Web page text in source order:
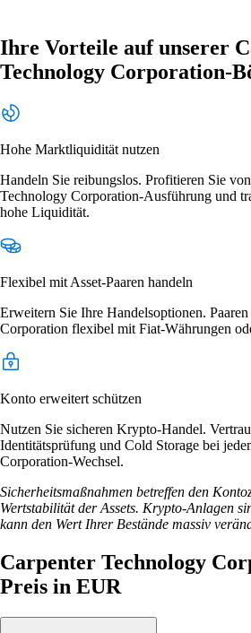
Ihre Vorteile auf unserer
Technology Corporation-
Hohe Marktliquidität nutzen
Handeln Sie reibungslos. Profitieren Sie
Technology Corporation-Ausführung und
hohe Liquidität.
Flexibel mit Asset-Paaren handeln
Erweitern Sie Ihre Handelsoptionen.
Corporation flexibel mit Fiat-Währungen
Konto erweitert schützen
Nutzen Sie sicheren Krypto-Handel.
Identitätsprüfung und Cold Storage bei
Corporation-Wechsel.
Sicherheitsmaßnahmen betreffen den
Wertstabilität der Assets. Krypto-Anlagen
kann den Wert Ihrer Bestände massiv
Carpenter Technology
Preis in EUR